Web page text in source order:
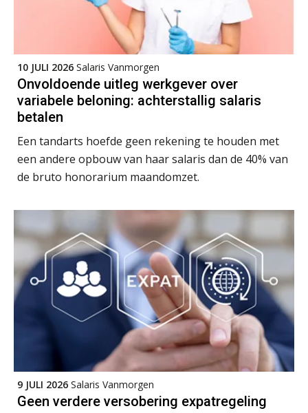
10 JULI 2026 Salaris Vanmorgen
Onvoldoende uitleg werkgever over
variabele beloning: achterstallig salaris
betalen
Een tandarts hoefde geen rekening te houden met
een andere opbouw van haar salaris dan de 40% van
de bruto honorarium maandomzet.
9 JULI 2026 Salaris Vanmorgen
Geen verdere versobering expatregeling